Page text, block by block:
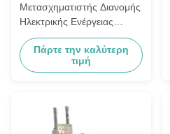
Μετασχηματιστής Διανομής
Ηλεκτρικής Ενέργειας
Τριφασικός 2000Kva
Εμβαπτισμένος σε Λάδι
11kV 415V Πρότυπο
Πάρτε την καλύτερη
τιμή